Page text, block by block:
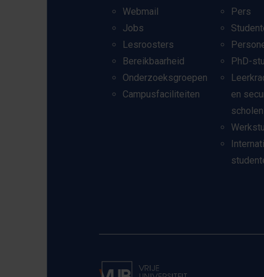
Webmail
Jobs
Lesroosters
Bereikbaarheid
Onderzoeksgroepen
Campusfaciliteiten
Pers
PhD-
en
scholen